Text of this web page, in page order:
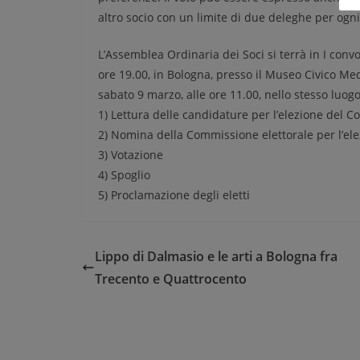
altro socio con un limite di due deleghe per
L’Assemblea Ordinaria dei Soci si terrà in I
ore 19.00, in Bologna, presso il Museo Civico
sabato 9 marzo, alle ore 11.00, nello stesso
1) Lettura delle candidature per l’elezione del
2) Nomina della Commissione elettorale per
3) Votazione
4) Spoglio
5) Proclamazione degli eletti
Lippo di Dalmasio e le arti a Bologna fra
Trecento e Quattrocento